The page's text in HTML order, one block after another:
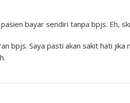
bayar sendiri tanpa bpjs. Eh,
bpjs. Saya pasti akan sakit hati